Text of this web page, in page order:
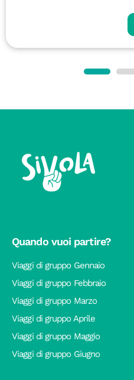
Quando vuoi partire?
Viaggi di gruppo Gennaio
Viaggi di gruppo Febbraio
Viaggi di gruppo Marzo
Viaggi di gruppo Aprile
Viaggi di gruppo Maggio
Viaggi di gruppo Giugno